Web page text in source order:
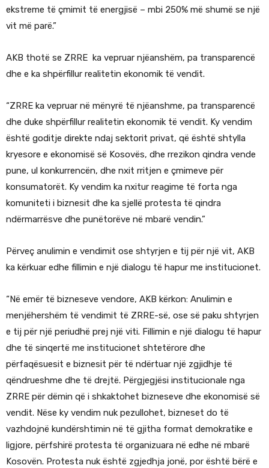
ekstreme të çmimit të energjisë – mbi 250% më shumë se një
vit më parë.”
AKB thotë se ZRRE ka vepruar njëanshëm, pa transparencë
dhe e ka shpërfillur realitetin ekonomik të vendit.
“ZRRE ka vepruar në mënyrë të njëanshme, pa transparencë
dhe duke shpërfillur realitetin ekonomik të vendit. Ky vendim
është goditje direkte ndaj sektorit privat, që është shtylla
kryesore e ekonomisë së Kosovës, dhe rrezikon qindra vende
pune, ul konkurrencën, dhe nxit rritjen e çmimeve për
konsumatorët. Ky vendim ka nxitur reagime të forta nga
komuniteti i biznesit dhe ka sjellë protesta të qindra
ndërmarrësve dhe punëtorëve në mbarë vendin.”
Përveç anulimin e vendimit ose shtyrjen e tij për një vit, AKB
ka kërkuar edhe fillimin e një dialogu të hapur me institucionet.
“Në emër të bizneseve vendore, AKB kërkon: Anulimin e
menjëhershëm të vendimit të ZRRE-së, ose së paku shtyrjen
e tij për një periudhë prej një viti. Fillimin e një dialogu të hapur
dhe të sinqertë me institucionet shtetërore dhe
përfaqësuesit e biznesit për të ndërtuar një zgjidhje të
qëndrueshme dhe të drejtë. Përgjegjësi institucionale nga
ZRRE për dëmin që i shkaktohet bizneseve dhe ekonomisë së
vendit. Nëse ky vendim nuk pezullohet, bizneset do të
vazhdojnë kundërshtimin në të gjitha format demokratike e
ligjore, përfshirë protesta të organizuara në edhe në mbarë
Kosovën. Protesta nuk është zgjedhja jonë, por është bërë e